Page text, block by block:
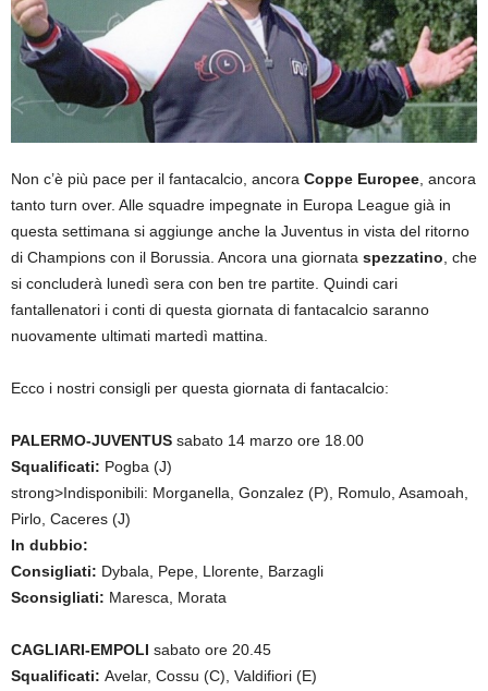
Non c’è più pace per il fantacalcio, ancora Coppe Europee , ancora
tanto turn over. Alle squadre impegnate in Europa League già in
questa settimana si aggiunge anche la Juventus in vista del ritorno
di Champions con il Borussia. Ancora una giornata spezzatino , che
si concluderà lunedì sera con ben tre partite. Quindi cari
fantallenatori i conti di questa giornata di fantacalcio saranno
nuovamente ultimati martedì mattina.
Ecco i nostri consigli per questa giornata di fantacalcio:
PALERMO-JUVENTUS sabato 14 marzo ore 18.00
Squalificati: Pogba (J)
strong>Indisponibili: Morganella, Gonzalez (P), Romulo, Asamoah,
Pirlo, Caceres (J)
In dubbio:
Consigliati: Dybala, Pepe, Llorente, Barzagli
Sconsigliati: Maresca, Morata
CAGLIARI-EMPOLI sabato ore 20.45
Squalificati: Avelar, Cossu (C), Valdifiori (E)